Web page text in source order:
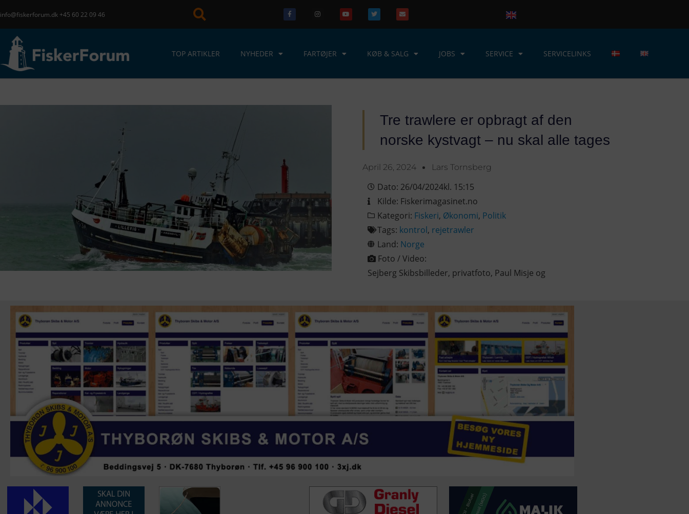
info@fiskerforum.dk +45 60 22 09 46
TOP ARTIKLER NYHEDER FARTØJER KØB & SALG JOBS SERVICE SERVICELINKS
Tre trawlere er opbragt af den
norske kystvagt – nu skal alle tages
April 26, 2024 Lars Tornsberg
Dato: 26/04/2024kl. 15:15
Kilde: Fiskerimagasinet.no
Kategori: Fiskeri, Økonomi, Politik
Tags: kontrol, rejetrawler
Land: Norge
Foto / Video:
Sejberg Skibsbilleder, privatfoto, Paul Misje og